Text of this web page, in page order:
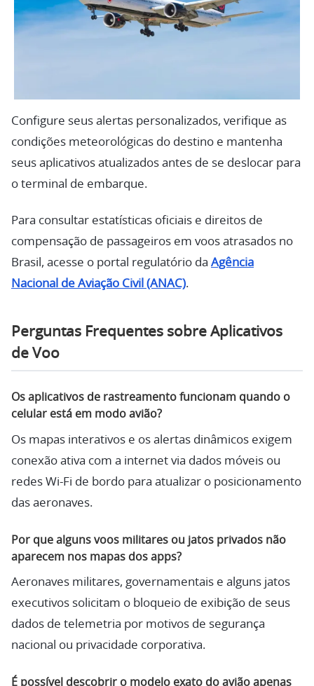
Configure seus alertas personalizados, verifique as
condições meteorológicas do destino e mantenha
seus aplicativos atualizados antes de se deslocar para
o terminal de embarque.
Para consultar estatísticas oficiais e direitos de
compensação de passageiros em voos atrasados no
Brasil, acesse o portal regulatório da Agência
Nacional de Aviação Civil (ANAC).
Perguntas Frequentes sobre Aplicativos
de Voo
Os aplicativos de rastreamento funcionam quando o
celular está em modo avião?
Os mapas interativos e os alertas dinâmicos exigem
conexão ativa com a internet via dados móveis ou
redes Wi-Fi de bordo para atualizar o posicionamento
das aeronaves.
Por que alguns voos militares ou jatos privados não
aparecem nos mapas dos apps?
Aeronaves militares, governamentais e alguns jatos
executivos solicitam o bloqueio de exibição de seus
dados de telemetria por motivos de segurança
nacional ou privacidade corporativa.
É possível descobrir o modelo exato do avião apenas